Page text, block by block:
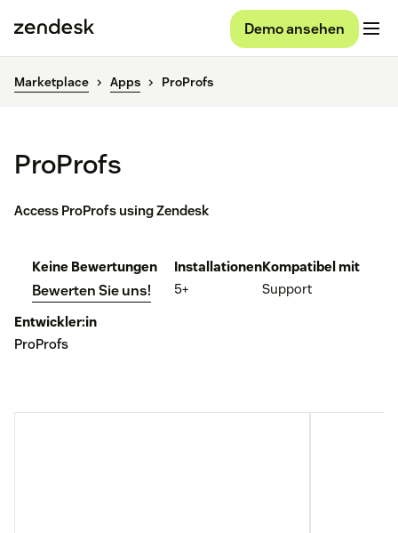
Demo ansehen
Marketplace Apps ProProfs
ProProfs
Access ProProfs using Zendesk
Keine Bewertungen
Bewerten Sie uns!
Installationen
5+
Kompatibel mit
Support
Entwickler:in
ProProfs